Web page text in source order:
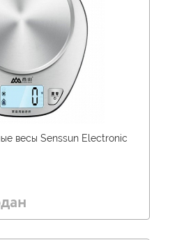
весы Senssun Electronic